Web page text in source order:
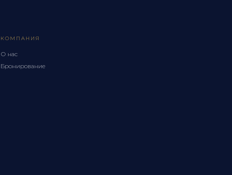
КОМПАНИЯ
О нас
Бронирование